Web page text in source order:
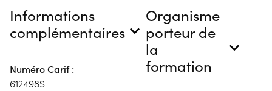
Informations
complémentaires
Numéro Carif :
612498S
Organisme
porteur de
la
formation